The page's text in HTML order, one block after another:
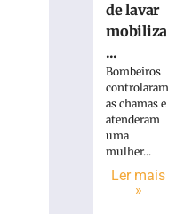
BRUSQUE:
Estão
abertas
inscrições
para
de lavar
mobiliza
...
Bombeiros
controlaram
as chamas e
atenderam
uma
mulher...
Ler mais
»